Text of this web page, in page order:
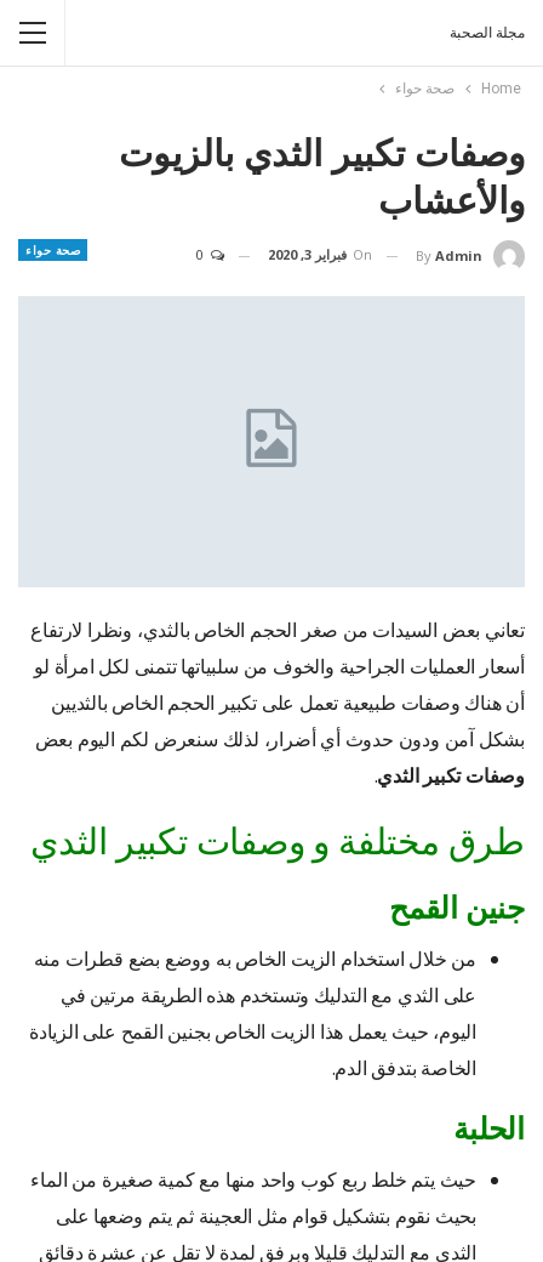
مجلة الصحبة
Home صحة حواء
وصفات تكبير الثدي بالزيوت
والأعشاب
صحة حواء By Admin
On فبراير 3, 2020
تعاني بعض السيدات من صغر الحجم الخاص بالثدي، ونظرا لارتفاع
أسعار العمليات الجراحية والخوف من سلبياتها تتمنى لكل امرأة لو
أن هناك وصفات طبيعية تعمل على تكبير الحجم الخاص بالثديين
بشكل آمن ودون حدوث أي أضرار، لذلك سنعرض لكم اليوم بعض
وصفات تكبير الثدي.
طرق مختلفة و وصفات تكبير الثدي
جنين القمح
من خلال استخدام الزيت الخاص به ووضع بضع قطرات منه
على الثدي مع التدليك وتستخدم هذه الطريقة مرتين في
اليوم، حيث يعمل هذا الزيت الخاص بجنين القمح على الزيادة
الخاصة بتدفق الدم.
الحلبة
حيث يتم خلط ربع كوب واحد منها مع كمية صغيرة من الماء
بحيث نقوم بتشكيل قوام مثل العجينة ثم يتم وضعها على
الثدي مع التدليك قليلا وبرفق لمدة لا تقل عن عشرة دقائق